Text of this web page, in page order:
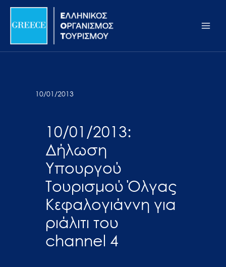
Σημείωση:
ιστότοπος
προσβασιμότητας.
Μετάβαση
περιεχόμενο
10/01/2013
10/01/2013:
Δήλωση
Υπουργού
Τουρισμού Όλγας
Κεφαλογιάννη για
ριάλιτι του
channel 4